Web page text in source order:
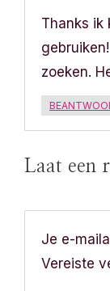
Thanks ik
zoeken.
Laat een
Je e-
Vereiste